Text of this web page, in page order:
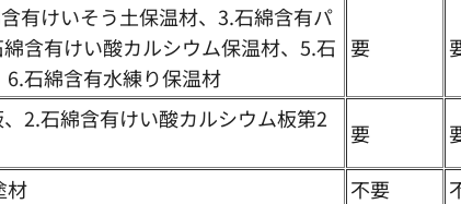
有けいそう土保温材、3.石綿含有パ
含有けい酸カルシウム保温材、5.石
石綿含有水練り保温材
要
2.石綿含有けい酸カルシウム板第2
要
材 不要